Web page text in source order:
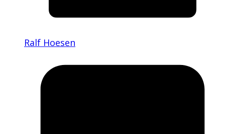
Ralf Hoesen